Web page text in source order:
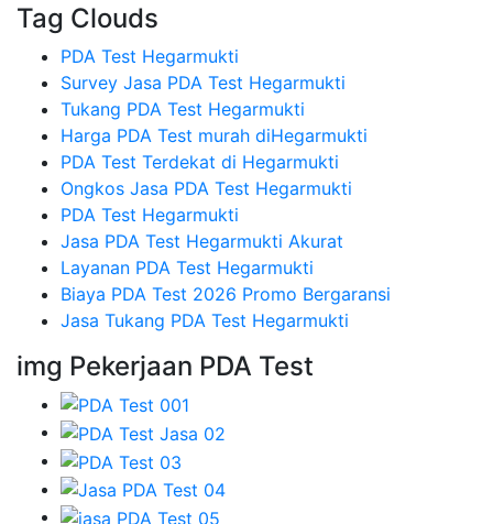
Tag Clouds
PDA Test Hegarmukti
Survey Jasa PDA Test Hegarmukti
Tukang PDA Test Hegarmukti
Harga PDA Test murah diHegarmukti
PDA Test Terdekat di Hegarmukti
Ongkos Jasa PDA Test Hegarmukti
PDA Test Hegarmukti
Jasa PDA Test Hegarmukti Akurat
Layanan PDA Test Hegarmukti
Biaya PDA Test 2026 Promo Bergaransi
Jasa Tukang PDA Test Hegarmukti
img Pekerjaan PDA Test